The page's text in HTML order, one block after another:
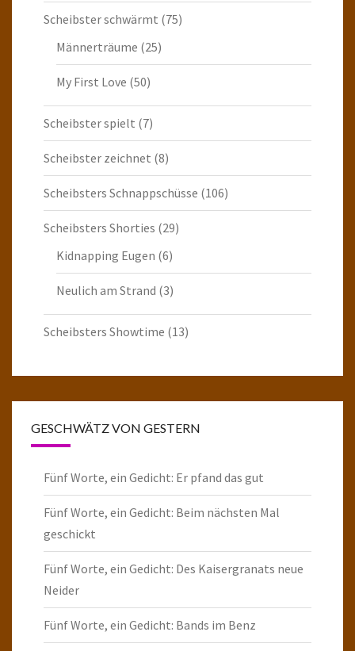
Scheibster schwärmt (75)
Männerträume (25)
My First Love (50)
Scheibster spielt (7)
Scheibster zeichnet (8)
Scheibsters Schnappschüsse (106)
Scheibsters Shorties (29)
Kidnapping Eugen (6)
Neulich am Strand (3)
Scheibsters Showtime (13)
GESCHWÄTZ VON GESTERN
Fünf Worte, ein Gedicht: Er pfand das gut
Fünf Worte, ein Gedicht: Beim nächsten Mal
geschickt
Fünf Worte, ein Gedicht: Des Kaisergranats neue
Neider
Fünf Worte, ein Gedicht: Bands im Benz